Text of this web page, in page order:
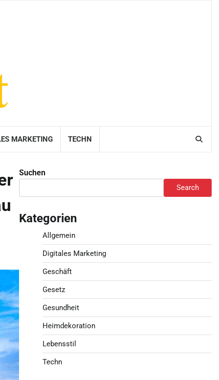
MARKETING TECHN
Suchen
Search
Kategorien
Allgemein
Digitales Marketing
Geschäft
Gesetz
Gesundheit
Heimdekoration
Lebensstil
Techn